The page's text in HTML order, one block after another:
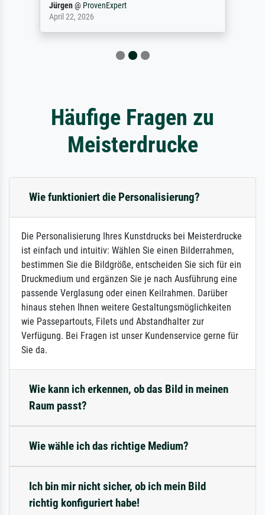
Jürgen@ ProvenExpert
April 22, 2026
Häufige Fragen zu
Meisterdrucke
Wie funktioniert die Personalisierung?
Die Personalisierung Ihres Kunstdrucks bei Meisterdrucke
ist einfach und intuitiv: Wählen Sie einen Bilderrahmen,
bestimmen Sie die Bildgröße, entscheiden Sie sich für ein
Druckmedium und ergänzen Sie je nach Ausführung eine
passende Verglasung oder einen Keilrahmen. Darüber
hinaus stehen Ihnen weitere Gestaltungsmöglichkeiten
wie Passepartouts, Filets und Abstandhalter zur
Verfügung. Bei Fragen ist unser Kundenservice gerne für
Sie da.
Wie kann ich erkennen, ob das Bild in meinen
Raum passt?
Wie wähle ich das richtige Medium?
Ich bin mir nicht sicher, ob ich mein Bild
richtig konfiguriert habe!